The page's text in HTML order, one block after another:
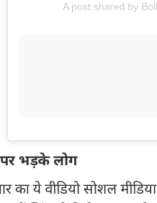
A post shared by
भड़के लोग
का ये वीडियो सोशल